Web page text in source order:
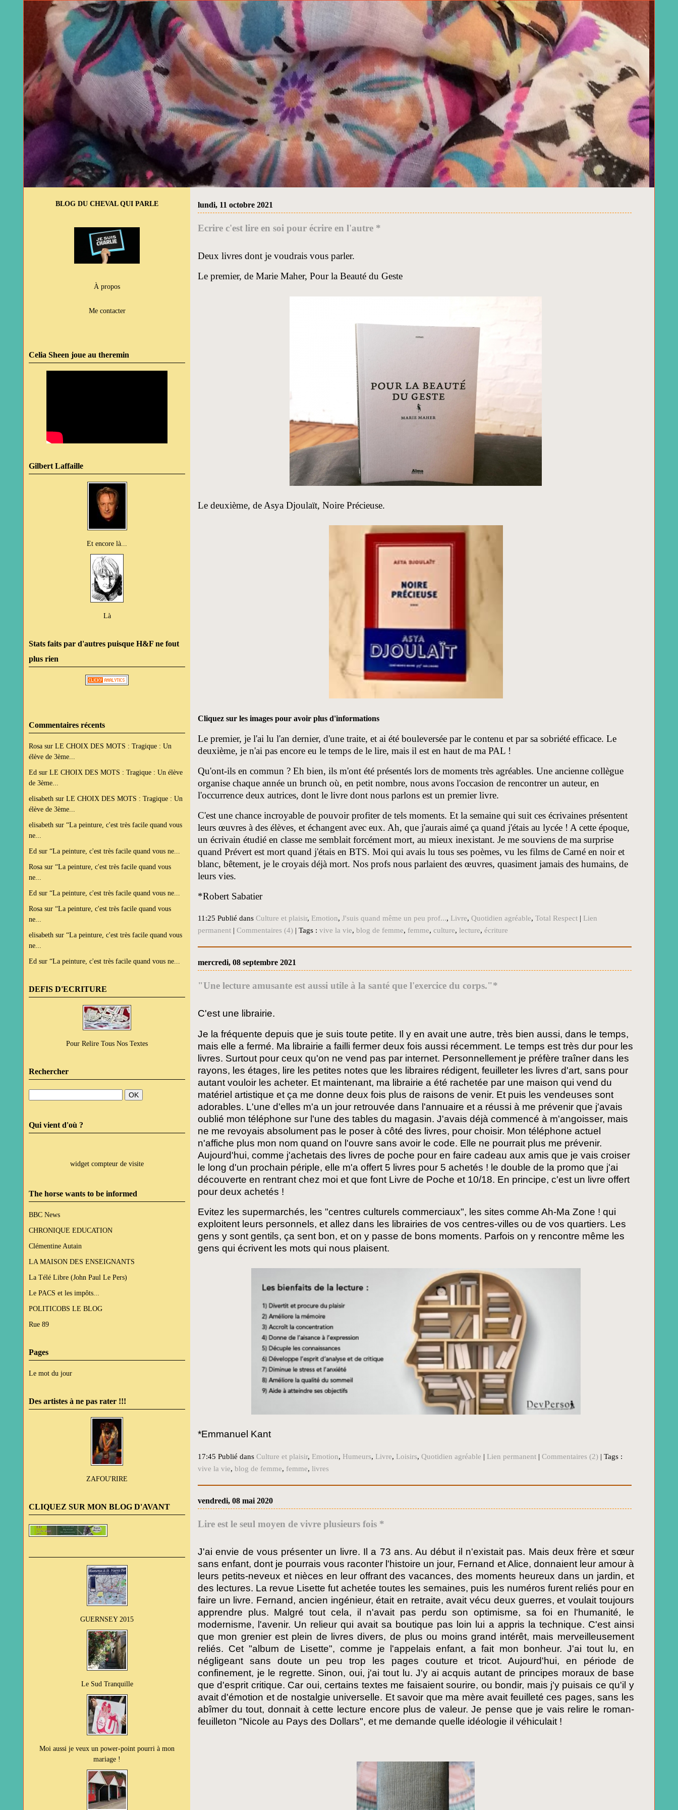
BLOG DU CHEVAL QUI PARLE
À propos
Me contacter
Celia Sheen joue au theremin
Gilbert Laffaille
Et encore là...
Là
Stats faits par d'autres puisque H&F ne fout
plus rien
Commentaires récents
Rosa sur LE CHOIX DES MOTS : Tragique : Un
élève de 3ème...
Ed sur LE CHOIX DES MOTS : Tragique : Un élève
de 3ème...
elisabeth sur LE CHOIX DES MOTS : Tragique : Un
élève de 3ème...
elisabeth sur “La peinture, c'est très facile quand vous
ne...
Ed sur “La peinture, c'est très facile quand vous ne...
Rosa sur “La peinture, c'est très facile quand vous
ne...
Ed sur “La peinture, c'est très facile quand vous ne...
Rosa sur “La peinture, c'est très facile quand vous
ne...
elisabeth sur “La peinture, c'est très facile quand vous
ne...
Ed sur “La peinture, c'est très facile quand vous ne...
DEFIS D'ECRITURE
Pour Relire Tous Nos Textes
Rechercher
Qui vient d'où ?
widget compteur de visite
The horse wants to be informed
BBC News
CHRONIQUE EDUCATION
Clémentine Autain
LA MAISON DES ENSEIGNANTS
La Télé Libre (John Paul Le Pers)
Le PACS et les impôts...
POLITICOBS LE BLOG
Rue 89
Pages
Le mot du jour
Des artistes à ne pas rater !!!
ZAFOU'RIRE
CLIQUEZ SUR MON BLOG D'AVANT
GUERNSEY 2015
Le Sud Tranquille
Moi aussi je veux un power-point pourri à mon
mariage !
lundi, 11 octobre 2021
Ecrire c'est lire en soi pour écrire en l'autre *
Deux livres dont je voudrais vous parler.
Le premier, de Marie Maher, Pour la Beauté du Geste
Le deuxième, de Asya Djoulaït, Noire Précieuse.
Cliquez sur les images pour avoir plus d'informations
Le premier, je l'ai lu l'an dernier, d'une traite, et ai été bouleversée par le contenu et par sa sobriété efficace. Le
deuxième, je n'ai pas encore eu le temps de le lire, mais il est en haut de ma PAL !
Qu'ont-ils en commun ? Eh bien, ils m'ont été présentés lors de moments très agréables. Une ancienne collègue
organise chaque année un brunch où, en petit nombre, nous avons l'occasion de rencontrer un auteur, en
l'occurrence deux autrices, dont le livre dont nous parlons est un premier livre.
C'est une chance incroyable de pouvoir profiter de tels moments. Et la semaine qui suit ces écrivaines présentent
leurs œuvres à des élèves, et échangent avec eux. Ah, que j'aurais aimé ça quand j'étais au lycée ! A cette époque,
un écrivain étudié en classe me semblait forcément mort, au mieux inexistant. Je me souviens de ma surprise
quand Prévert est mort quand j'étais en BTS. Moi qui avais lu tous ses poèmes, vu les films de Carné en noir et
blanc, bêtement, je le croyais déjà mort. Nos profs nous parlaient des œuvres, quasiment jamais des humains, de
leurs vies.
*Robert Sabatier
11:25 Publié dans Culture et plaisir, Emotion, J'suis quand même un peu prof..., Livre, Quotidien agréable, Total Respect | Lien
permanent | Commentaires (4) | Tags : vive la vie, blog de femme, femme, culture, lecture, écriture
mercredi, 08 septembre 2021
"Une lecture amusante est aussi utile à la santé que l'exercice du corps."*
C'est une librairie.
Je la fréquente depuis que je suis toute petite. Il y en avait une autre, très bien aussi, dans le temps,
mais elle a fermé. Ma librairie a failli fermer deux fois aussi récemment. Le temps est très dur pour les
livres. Surtout pour ceux qu'on ne vend pas par internet. Personnellement je préfère traîner dans les
rayons, les étages, lire les petites notes que les libraires rédigent, feuilleter les livres d'art, sans pour
autant vouloir les acheter. Et maintenant, ma librairie a été rachetée par une maison qui vend du
matériel artistique et ça me donne deux fois plus de raisons de venir. Et puis les vendeuses sont
adorables. L'une d'elles m'a un jour retrouvée dans l'annuaire et a réussi à me prévenir que j'avais
oublié mon téléphone sur l'une des tables du magasin. J'avais déjà commencé à m'angoisser, mais
ne me revoyais absolument pas le poser à côté des livres, pour choisir. Mon téléphone actuel
n'affiche plus mon nom quand on l'ouvre sans avoir le code. Elle ne pourrait plus me prévenir.
Aujourd'hui, comme j'achetais des livres de poche pour en faire cadeau aux amis que je vais croiser
le long d'un prochain périple, elle m'a offert 5 livres pour 5 achetés ! le double de la promo que j'ai
découverte en rentrant chez moi et que font Livre de Poche et 10/18. En principe, c'est un livre offert
pour deux achetés !
Evitez les supermarchés, les "centres culturels commerciaux", les sites comme Ah-Ma Zone ! qui
exploitent leurs personnels, et allez dans les librairies de vos centres-villes ou de vos quartiers. Les
gens y sont gentils, ça sent bon, et on y passe de bons moments. Parfois on y rencontre même les
gens qui écrivent les mots qui nous plaisent.
*Emmanuel Kant
17:45 Publié dans Culture et plaisir, Emotion, Humeurs, Livre, Loisirs, Quotidien agréable | Lien permanent | Commentaires (2) | Tags :
vive la vie, blog de femme, femme, livres
vendredi, 08 mai 2020
Lire est le seul moyen de vivre plusieurs fois *
J'ai envie de vous présenter un livre. Il a 73 ans. Au début il n'existait pas. Mais deux frère et sœur
sans enfant, dont je pourrais vous raconter l'histoire un jour, Fernand et Alice, donnaient leur amour à
leurs petits-neveux et nièces en leur offrant des vacances, des moments heureux dans un jardin, et
des lectures. La revue Lisette fut achetée toutes les semaines, puis les numéros furent reliés pour en
faire un livre. Fernand, ancien ingénieur, était en retraite, avait vécu deux guerres, et voulait toujours
apprendre plus. Malgré tout cela, il n'avait pas perdu son optimisme, sa foi en l'humanité, le
modernisme, l'avenir. Un relieur qui avait sa boutique pas loin lui a appris la technique. C'est ainsi
que mon grenier est plein de livres divers, de plus ou moins grand intérêt, mais merveilleusement
reliés. Cet "album de Lisette", comme je l'appelais enfant, a fait mon bonheur. J'ai tout lu, en
négligeant sans doute un peu trop les pages couture et tricot. Aujourd'hui, en période de
confinement, je le regrette. Sinon, oui, j'ai tout lu. J'y ai acquis autant de principes moraux de base
que d'esprit critique. Car oui, certains textes me faisaient sourire, ou bondir, mais j'y puisais ce qu'il y
avait d'émotion et de nostalgie universelle. Et savoir que ma mère avait feuilleté ces pages, sans les
abîmer du tout, donnait à cette lecture encore plus de valeur. Je pense que je vais relire le roman-
feuilleton "Nicole au Pays des Dollars", et me demande quelle idéologie il véhiculait !